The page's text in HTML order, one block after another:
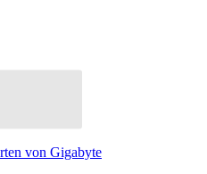
von Gigabyte